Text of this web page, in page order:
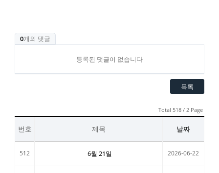
0개의 댓글
등록된 댓글이 없습니다
목록
Total 518 / 2 Page
번호 제목 날짜
512 6월 21일 2026-06-22